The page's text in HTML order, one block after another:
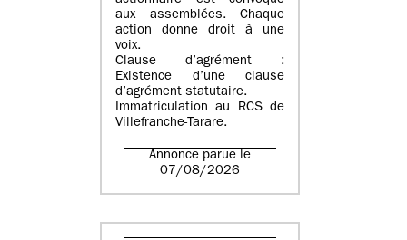
aux assemblées. Chaque
action donne droit à une
voix.
Clause d’agrément :
Existence d’une clause
d’agrément statutaire.
Immatriculation au RCS de
Villefranche-Tarare.
Annonce parue le
07/08/2026